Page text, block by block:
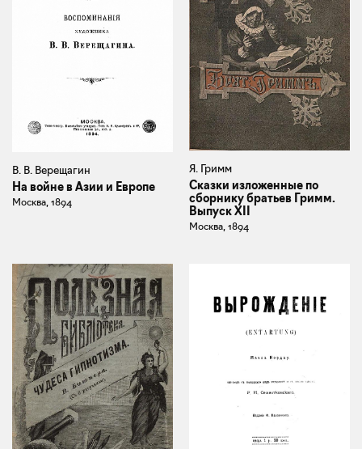
В. В. Верещагин
На войне в Азии и Европе
Москва, 1894
Я. Гримм
Сказки изложенные по
сборнику братьев Гримм.
Выпуск XII
Москва, 1894